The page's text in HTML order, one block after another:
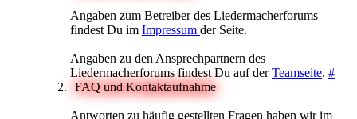
Angaben zum Betreiber des Liedermacherforums
findest Du im Impressum der Seite.
Angaben zu den Ansprechpartnern des
Liedermacherforums findest Du auf derTeamseite. #
FAQ und Kontaktaufnahme
Antworten zu häufig gestellten Fragen haben wir im